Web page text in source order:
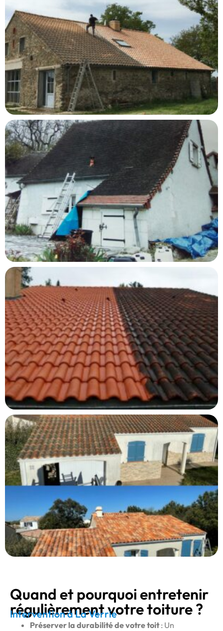
Quand et pourquoi entretenir
régulièrement votre toiture ?
Intervention à La Verrie
Préserver la durabilité de votre toit : Un